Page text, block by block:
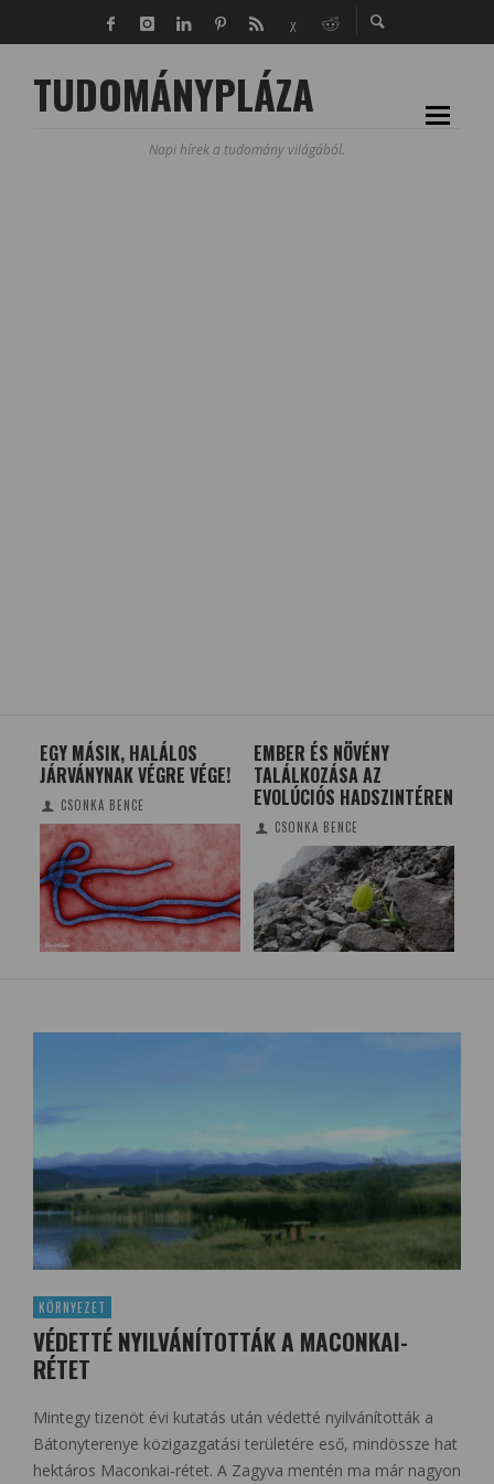
TUDOMÁNYPLÁZA
Napi hírek a tudomány világából.
EGY MÁSIK, HALÁLOS
JÁRVÁNYNAK VÉGRE VÉGE!
CSONKA BENCE
EMBER ÉS NÖVÉNY
TALÁLKOZÁSA AZ
EVOLÚCIÓS HADSZINTÉREN
CSONKA BENCE
KÖRNYEZET
VÉDETTÉ NYILVÁNÍTOTTÁK A MACONKAI-
RÉTET
Mintegy tizenöt évi kutatás után védetté nyilvánították a
Bátonyterenye közigazgatási területére eső, mindössze hat
hektáros Maconkai-rétet. A Zagyva mentén ma már nagyon